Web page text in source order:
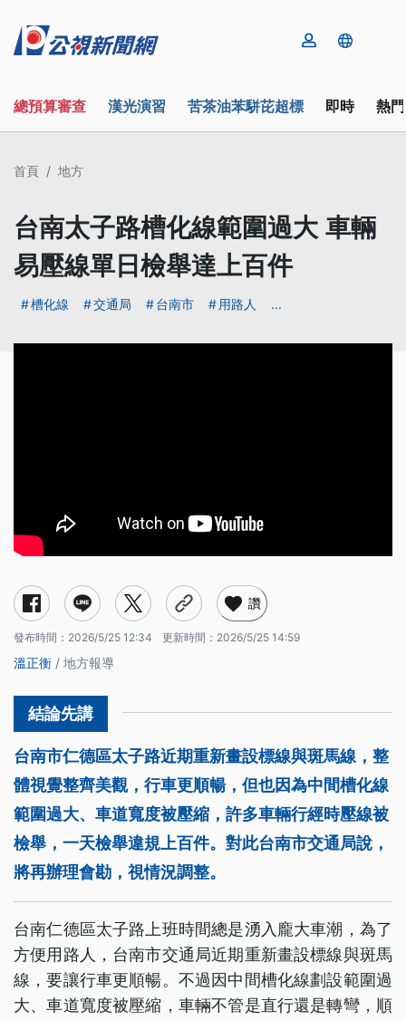
總預算審查 漢光演習 苦茶油苯駢芘超標 即時 熱
首頁 地方
台南太子路槽化線範圍過大 車輛
易壓線單日檢舉達上百件
槽化線 交通局 台南市 用路人 ...
讚
發布時間： 2026/5/25 12:34 更新時間： 2026/5/25 14:59
溫正衡 / 地方報導
台南市仁德區太子路近期重新畫設標線與斑馬線，整
體視覺整齊美觀，行車更順暢，但也因為中間槽化線
範圍過大、車道寬度被壓縮，許多車輛行經時壓線被
檢舉，一天檢舉違規上百件。對此台南市交通局說，
將再辦理會勘，視情況調整。
台南仁德區太子路上班時間總是湧入龐大車潮，為了
方便用路人，台南市交通局近期重新畫設標線與斑馬
線，要讓行車更順暢。不過因中間槽化線劃設範圍過
大、車道寬度被壓縮，車輛不管是直行還是轉彎，順